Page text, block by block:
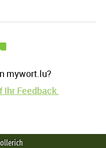
mywort.lu?
Ihr Feedback.